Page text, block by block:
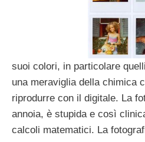
suoi colori, in particolare
una meraviglia della chimica
riprodurre con il digitale. La
annoia, è stupida e così
calcoli matematici. La